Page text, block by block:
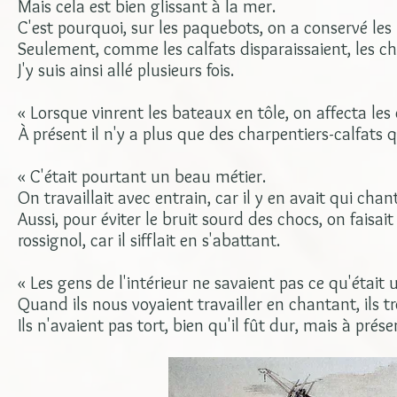
Mais cela est bien glissant à la mer.
C'est pourquoi, sur les paquebots, on a conservé
Seulement, comme les calfats disparaissaient, les
J'y suis ainsi allé plusieurs fois.
« Lorsque vinrent les bateaux en tôle, on affecta
À présent il n'y a plus que des charpentiers-calfats
« C'était pourtant un beau métier.
On travaillait avec entrain, car il y en avait qui
Aussi, pour éviter le bruit sourd des chocs, on
rossignol, car il sifflait en s'abattant.
« Les gens de l'intérieur ne savaient pas ce qu'était
Quand ils nous voyaient travailler en chantant, ils
Ils n'avaient pas tort, bien qu'il fût dur, mais à